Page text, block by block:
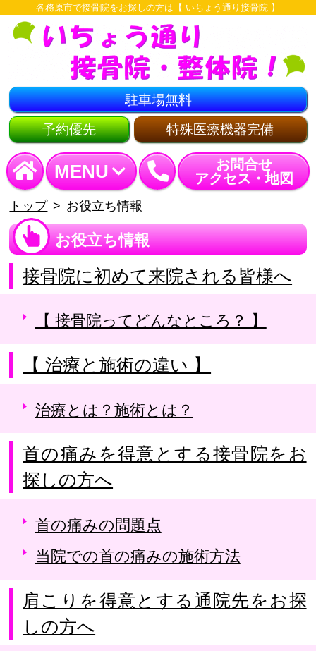
各務原市で接骨院をお探しの方は【 いちょう通り接骨院 】
駐車場無料
予約優先 特殊医療機器完備
MENU
お問合せ
アクセス・地図
トップ お役立ち情報
お役立ち情報
接骨院に初めて来院される皆様へ
【 接骨院ってどんなところ？ 】
【 治療と施術の違い 】
治療とは？施術とは？
首の痛みを得意とする接骨院をお
探しの方へ
首の痛みの問題点
当院での首の痛みの施術方法
肩こりを得意とする通院先をお探
しの方へ